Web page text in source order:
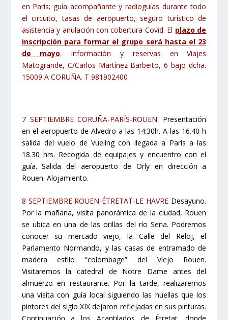
en París; guía acompañante y radioguías durante todo
el circuito, tasas de aeropuerto, seguro turístico de
asistencia y anulación con cobertura Covid. El plazo de
inscripción para formar el grupo será hasta el 23
de mayo. Información y reservas en Viajes
Matogrande, C/Carlos Martínez Barbeito, 6 bajo dcha.
15009 A CORUÑA. T 981902400
7 SEPTIEMBRE CORUÑA-PARÍS-ROUEN. Presentación
en el aeropuerto de Alvedro a las 14:30h. A las 16.40 h
salida del vuelo de Vueling con llegada a París a las
18.30 hrs. Recogida de equipajes y encuentro con el
guía. Salida del aeropuerto de Orly en dirección a
Rouen. Alojamiento.
8 SEPTIEMBRE ROUEN-ÉTRETAT-LE HAVRE Desayuno.
Por la mañana, visita panorámica de la ciudad, Rouen
se ubica en una de las orillas del río Sena. Podremos
conocer su mercado viejo, la Calle del Reloj, el
Parlamento Normando, y las casas de entramado de
madera estilo “colombage” del Viejo Rouen.
Visitaremos la catedral de Notre Dame antes del
almuerzo en restaurante. Por la tarde, realizaremos
una visita con guía local siguiendo las huellas que los
pintores del siglo XIX dejaron reflejadas en sus pinturas.